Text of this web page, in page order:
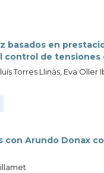
basados en
control de tensiones
Torres Llinàs, Eva Oller
con Arundo Donax